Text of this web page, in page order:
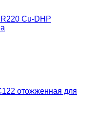
Cu-DHP
отожженная для